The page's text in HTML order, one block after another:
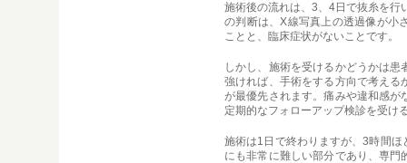
施術後の流れは、3、4日で抜糸を行
の判断は、X線写真上の透過像が小
ことと、臨床症状がないことです。
しかし、施術を受けるかどうかは
強ければ、手術をする方向で考え
が最優先されます。痛みや違和感
定期的なフォローアップ検診を受け
施術は1日で終わりますが、3時間
にも非常に難しい部分であり、専